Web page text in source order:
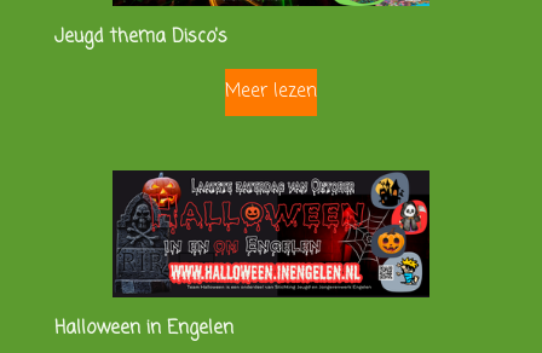
Jeugd thema Disco's
Meer lezen
Halloween in Engelen